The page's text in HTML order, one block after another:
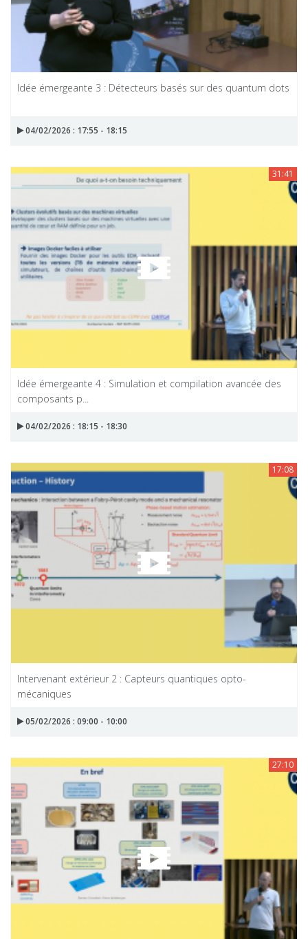
Idée émergeante 3 : Détecteurs basés sur des quantum dots
04/02/2026 : 17:55 - 18:15
31:41
Idée émergeante 4 : Simulation et compilation avancée des
composants p...
04/02/2026 : 18:15 - 18:30
17:08
Intervenant extérieur 2 : Capteurs quantiques opto-
mécaniques
05/02/2026 : 09:00 - 10:00
27:10